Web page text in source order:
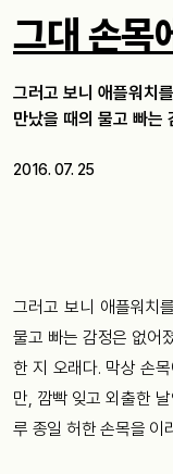
그대 손목
그러고 보니 애플워치
만났을 때의 물고 빠는
2016. 07. 25
그러고 보니 애플워치
물고 빠는 감정은 없어
한 지 오래다. 막상 손
만, 깜빡 잊고 외출한
루 종일 허한 손목을 이